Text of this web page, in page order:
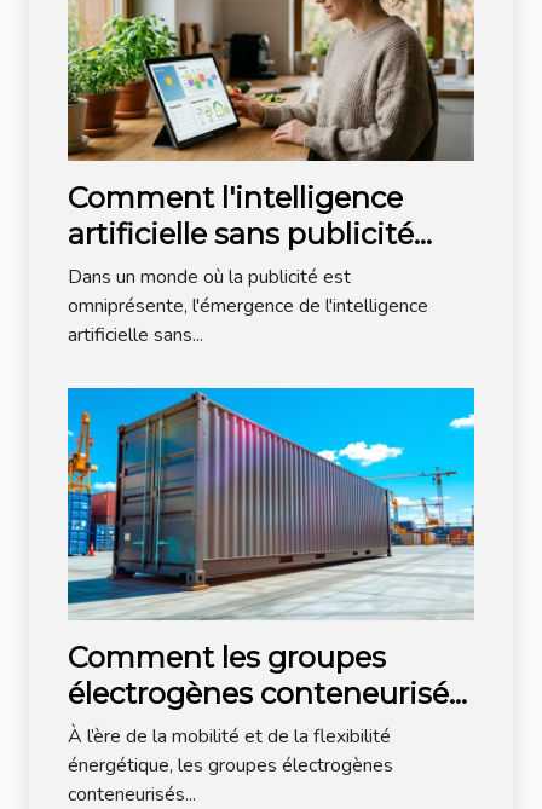
Comment l'intelligence
artificielle sans publicité
révolutionne-t-elle notre
quotidien ?
Dans un monde où la publicité est
omniprésente, l'émergence de l'intelligence
artificielle sans...
Comment les groupes
électrogènes conteneurisés
transforment-ils l'industrie ?
À l’ère de la mobilité et de la flexibilité
énergétique, les groupes électrogènes
conteneurisés...